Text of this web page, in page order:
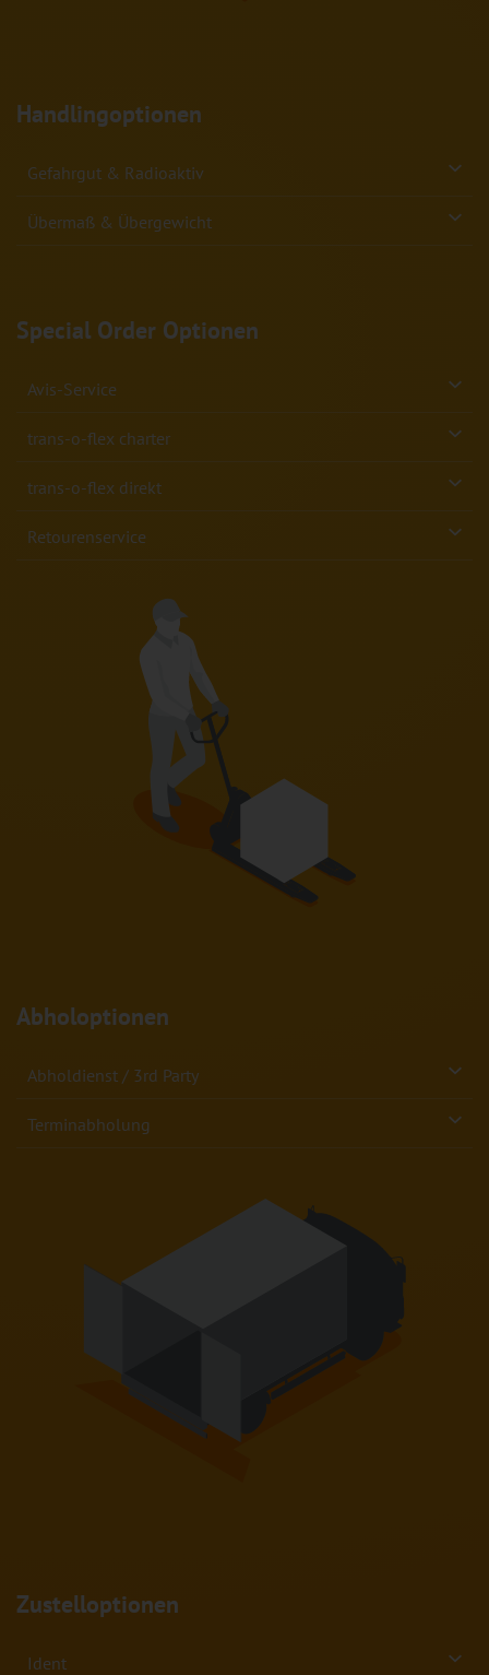
Handlingoptionen
Gefahrgut & Radioaktiv
Übermaß & Übergewicht
Special Order Optionen
Avis-Service
trans-o-flex charter
trans-o-flex direkt
Retourenservice
Abholoptionen
Abholdienst / 3rd Party
Terminabholung
Zustelloptionen
Ident